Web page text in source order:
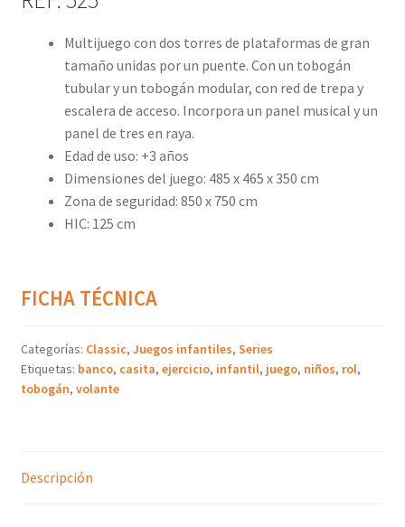
Multijuego con dos torres de plataformas de gran
tamaño unidas por un puente. Con un tobogán
tubular y un tobogán modular, con red de trepa y
escalera de acceso. Incorpora un panel musical y un
panel de tres en raya.
Edad de uso: +3 años
Dimensiones del juego: 485 x 465 x 350 cm
Zona de seguridad: 850 x 750 cm
HIC: 125 cm
FICHA TÉCNICA
Categorías: Classic, Juegos infantiles, Series
Etiquetas: banco, casita, ejercicio, infantil, juego, niños, rol,
tobogán, volante
Descripción